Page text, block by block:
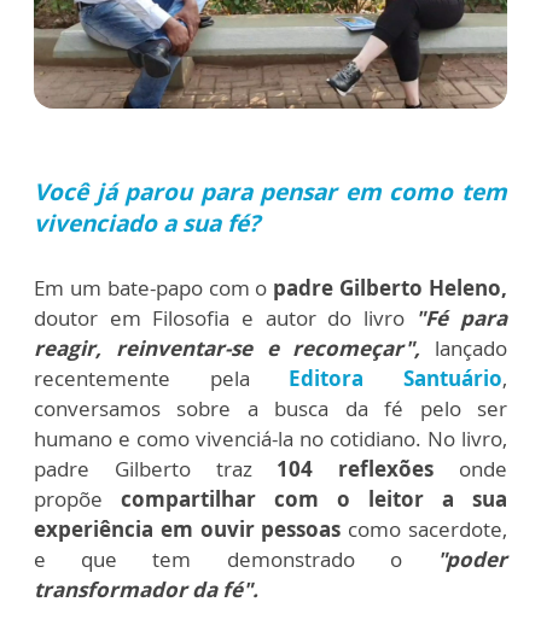
Você já parou para pensar em como tem
vivenciado a sua fé?
Em um bate-papo com o padre Gilberto Heleno,
doutor em Filosofia e autor do livro "Fé para
reagir, reinventar-se e recomeçar",
lançado
recentemente pela Editora Santuário,
conversamos sobre a busca da fé pelo ser
humano e como vivenciá-la no cotidiano. No livro,
padre Gilberto traz 104 reflexões onde
propõe compartilhar com o leitor a sua
experiência em ouvir pessoas como sacerdote,
e que tem demonstrado o
"poder
transformador da fé".